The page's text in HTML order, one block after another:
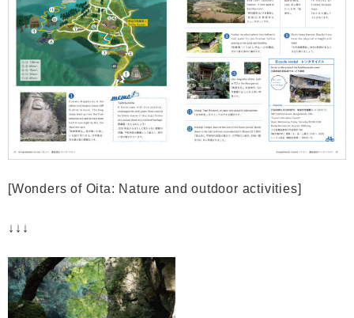
[Wonders of Oita: Nature and outdoor activities]
↓↓↓